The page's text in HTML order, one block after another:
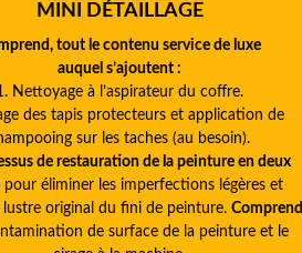
MINI DÉTAILLAGE
tout le contenu service de luxe
auquel s’ajoutent :
Nettoyage à l’aspirateur du coffre.
des tapis protecteurs et application de
sur les taches (au besoin).
de restauration de la peinture en deux
pour éliminer les imperfections légères et
lustre original du fini de peinture. Comprend
de surface de la peinture et le